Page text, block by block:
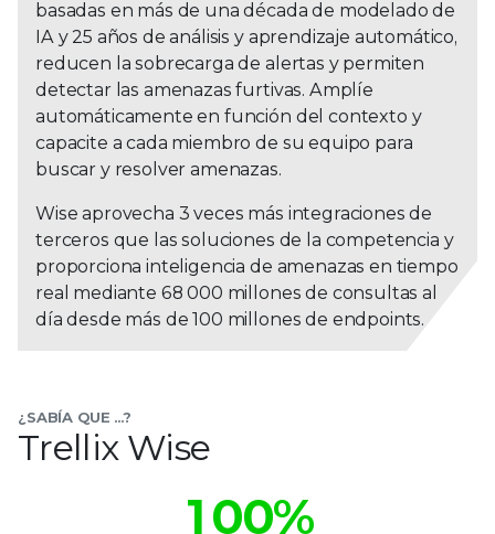
basadas en más de una década de modelado de
IA y 25 años de análisis y aprendizaje automático,
reducen la sobrecarga de alertas y permiten
detectar las amenazas furtivas. Amplíe
automáticamente en función del contexto y
capacite a cada miembro de su equipo para
buscar y resolver amenazas.
Wise aprovecha 3 veces más integraciones de
terceros que las soluciones de la competencia y
proporciona inteligencia de amenazas en tiempo
real mediante 68 000 millones de consultas al
día desde más de 100 millones de endpoints.
¿SABÍA QUE ...?
Trellix Wise
0
100%